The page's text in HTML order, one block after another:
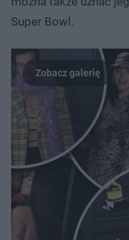
Super Bowl.